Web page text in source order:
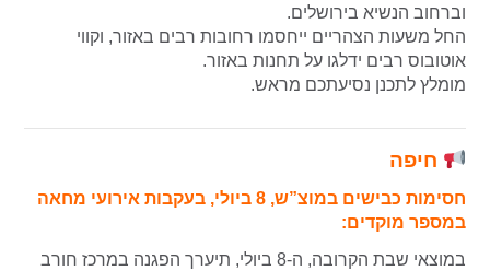
וברחוב הנשיא בירושלים.
החל משעות הצהריים ייחסמו רחובות רבים באזור, וקווי
אוטובוס רבים ידלגו על תחנות באזור.
מומלץ לתכנן נסיעתכם מראש.
חיפה
חסימות כבישים במוצ”ש, 8 ביולי, בעקבות אירועי מחאה
במספר מוקדים:
במוצאי שבת הקרובה, ה-8 ביולי, תיערך הפגנה במרכז חורב